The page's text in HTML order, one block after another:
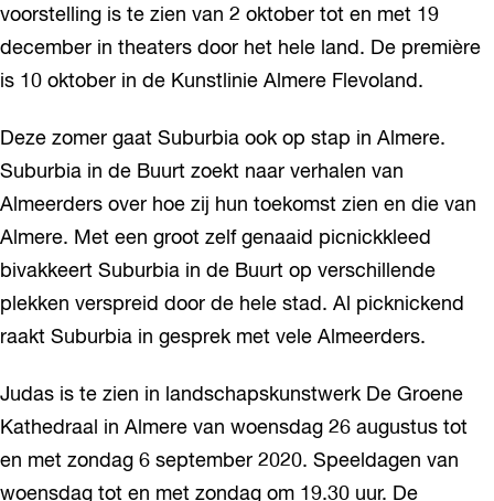
voorstelling is te zien van 2 oktober tot en met 19
december in theaters door het hele land. De première
is 10 oktober in de Kunstlinie Almere Flevoland.
Deze zomer gaat Suburbia ook op stap in Almere.
Suburbia in de Buurt zoekt naar verhalen van
Almeerders over hoe zij hun toekomst zien en die van
Almere. Met een groot zelf genaaid picnickkleed
bivakkeert Suburbia in de Buurt op verschillende
plekken verspreid door de hele stad. Al picknickend
raakt Suburbia in gesprek met vele Almeerders.
Judas is te zien in landschapskunstwerk De Groene
Kathedraal in Almere van woensdag 26 augustus tot
en met zondag 6 september 2020. Speeldagen van
woensdag tot en met zondag om 19.30 uur. De